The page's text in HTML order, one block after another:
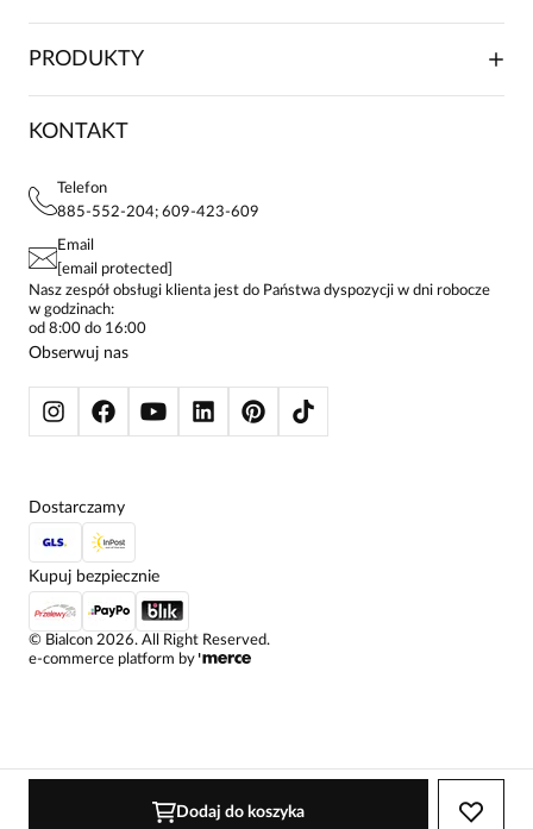
Dodaj do koszyka
FRANCZYZA
KONTAKTY
SKŁADANIE ZAMÓWIENIA
FAQ
POLITYKA PRYWATNOŚCI
STREFA STAŁEGO KLIENTA
PRODUKTY
SUKIENKI
KOSZULE DAMSKIE
SPODNIE DAMSKIE
ŻAKIETY I MARYNARKI
SWETRY
BLUZY
KONTAKT
Telefon
885-552-204; 609-423-609
Email
[email protected]
Nasz zespół obsługi klienta jest do Państwa dyspozycji w dni robocze
w godzinach:
od 8:00 do 16:00
Obserwuj nas
© Bialcon 2026. All Right Reserved.
e-commerce platform by
Dostarczamy
Kupuj bezpiecznie